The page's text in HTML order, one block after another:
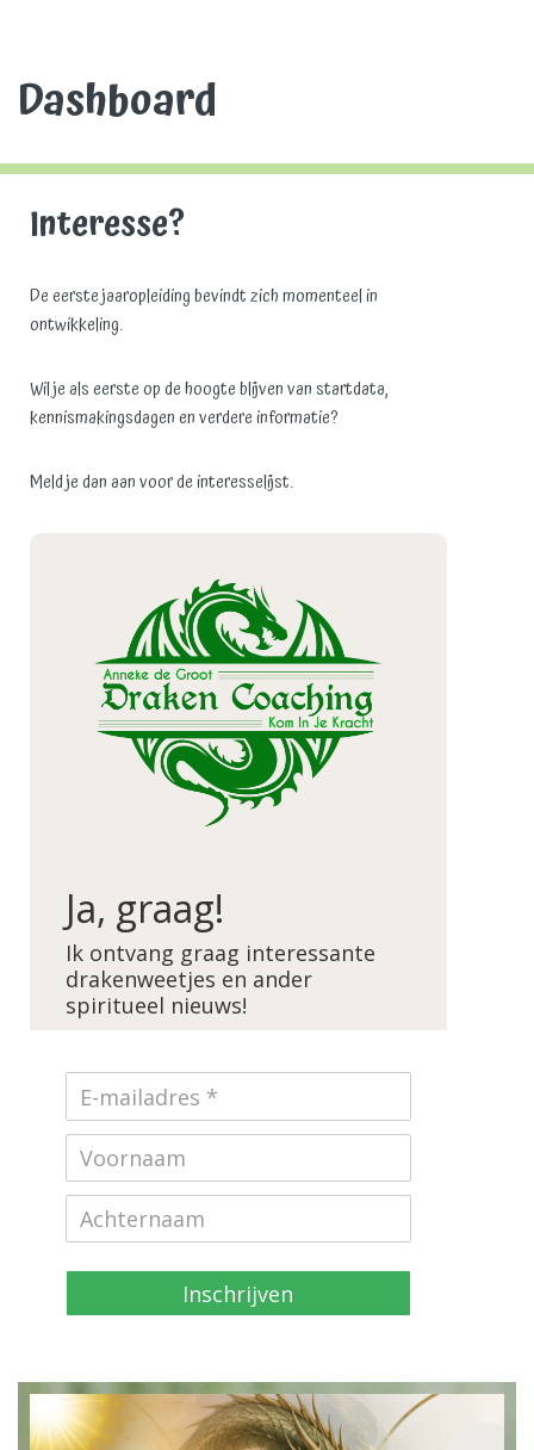
Dashboard
Interesse?
De eerste jaaropleiding bevindt zich momenteel in
ontwikkeling.
Wil je als eerste op de hoogte blijven van startdata,
kennismakingsdagen en verdere informatie?
Meld je dan aan voor de interesselijst.
Ja, graag!
Ik ontvang graag interessante
drakenweetjes en ander
spiritueel nieuws!
Inschrijven